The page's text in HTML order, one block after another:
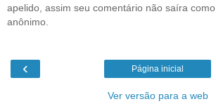
apelido, assim seu comentário não saíra como
anônimo.
‹ Página inicial
Ver versão para a web